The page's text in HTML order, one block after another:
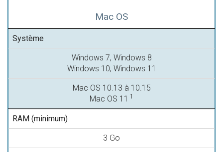
Mac OS
Système
Windows 7, Windows 8
Windows 10, Windows 11
Mac OS 10.13 à 10.15
Mac OS 11 1
RAM (minimum)
3 Go